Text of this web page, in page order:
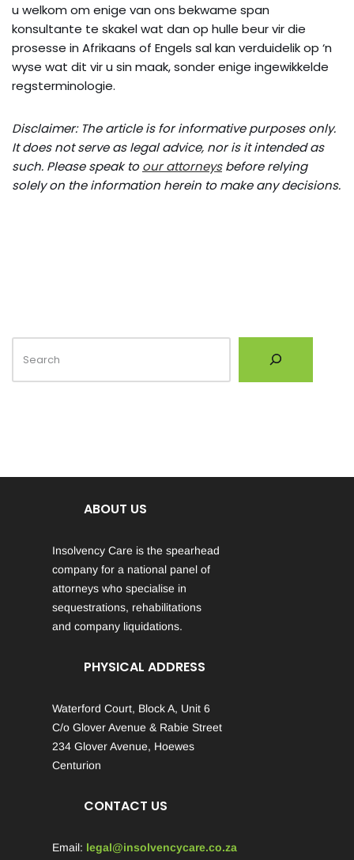
u welkom om enige van ons bekwame span
konsultante te skakel wat dan op hulle beur vir die
prosesse in Afrikaans of Engels sal kan verduidelik op ‘n
wyse wat dit vir u sin maak, sonder enige ingewikkelde
regsterminologie.
Disclaimer: The article is for informative purposes only.
It does not serve as legal advice, nor is it intended as
such. Please speak toour attorneysbefore relying
solely on the information herein to make any decisions.
ABOUT US
Insolvency Care is the spearhead
company for a national panel of
attorneys who specialise in
sequestrations, rehabilitations
and company liquidations.
PHYSICAL ADDRESS
Waterford Court, Block A, Unit 6
C/o Glover Avenue & Rabie Street
234 Glover Avenue, Hoewes
Centurion
CONTACT US
Email: legal@insolvencycare.co.za